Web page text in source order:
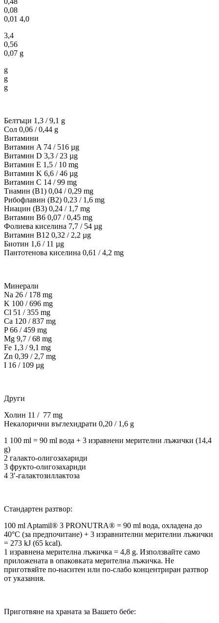
0,08
0,01 4,0
3,4
0,56
0,07 g
g
g
g
Белтъци 1,3 / 9,1 g
Сол 0,06 / 0,44 g
Витамини
Витамин A 74 / 516 µg
Витамин D 3,3 / 23 µg
Витамин E 1,5 / 10 mg
Витамин K 6,6 / 46 µg
Витамин C 14 / 99 mg
Тиамин (B1) 0,04 / 0,29 mg
Рибофлавин (B2) 0,23 / 1,6 mg
Ниацин (B3) 0,24 / 1,7 mg
Витамин B6 0,07 / 0,45 mg
Фолиева киселина 7,7 / 54 µg
Витамин B12 0,32 / 2,2 µg
Биотин 1,6 / 11 µg
Пантотенова киселина 0,61 / 4,2 mg
Минерали
Na 26 / 178 mg
K 100 / 696 mg
Cl 51 / 355 mg
Ca 120 / 837 mg
P 66 / 459 mg
Mg 9,7 / 68 mg
Fe 1,3 / 9,1 mg
Zn 0,39 / 2,7 mg
I 16 / 109 µg
Други
Холин 11 / 77 mg
Некалорични въглехидрати 0,20 / 1,6 g
1 100 ml = 90 ml вода + 3 изравнени мерителни лъжички (14,4
g)
2 галакто-олигозахариди
3 фрукто-олигозахариди
4 3′-галактозиллактоза
Стандартен разтвор:
100 ml Aptamil® 3 PRONUTRA® = 90 ml вода, охладена до
40°C (за предпочитане) + 3 изравнителни мерителни лъжички
= 273 kJ (65 kcal).
1 изравнена мерителна лъжичка = 4,8 g. Използвайте само
приложената в опаковката мерителна лъжичка. Не
приготвяйте по-наситен или по-слабо концентриран разтвор
от указания.
Приготвяне на храната за Вашето бебе: